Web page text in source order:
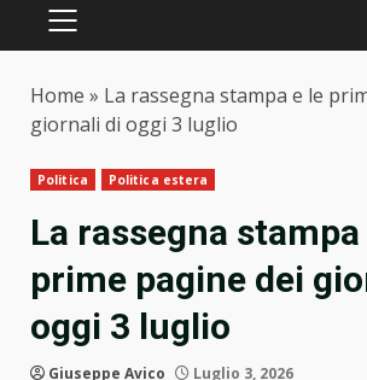
PRIMARY
Home » La rassegna stampa e le
giornali di oggi 3 luglio
Politica Politica estera
La rassegna stampa
prime pagine dei
oggi 3 luglio
Giuseppe Avico Luglio 3, 2026